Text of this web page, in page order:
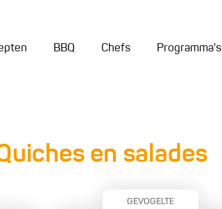
BBQ Chefs Programma's
en salades
GEVOGELTE